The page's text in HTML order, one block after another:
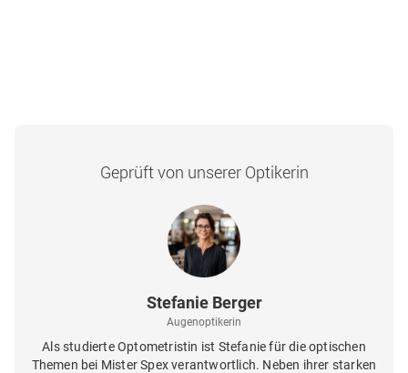
Geprüft von unserer Optikerin
Stefanie Berger
Augenoptikerin
Als studierte Optometristin ist Stefanie für die optischen
Themen bei Mister Spex verantwortlich. Neben ihrer starken